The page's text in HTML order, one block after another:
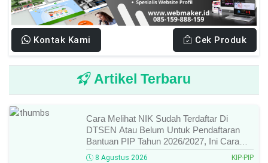
Kontak Kami Cek Produk
Artikel Terbaru
Cara Melihat NIK Sudah Terdaftar Di
DTSEN Atau Belum Untuk Pendaftaran
Bantuan PIP Tahun 2026/2027, Ini Cara
Cek Dan Syarat Perubahan Desil!
8 Agustus 2026 KIP-PIP